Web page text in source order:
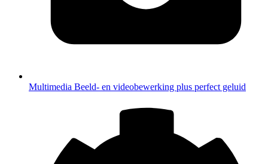
Multimedia Beeld- en videobewerking plus perfect geluid